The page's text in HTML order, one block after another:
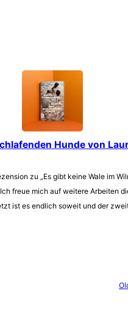
Hunde von
zu „Es gibt keine Wale im
freue mich auf weitere Arbeiten
ist es endlich soweit und der